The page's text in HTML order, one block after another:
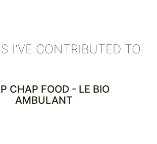
I'VE CONTRIBUTED TO
CHAP FOOD - LE BIO
AMBULANT